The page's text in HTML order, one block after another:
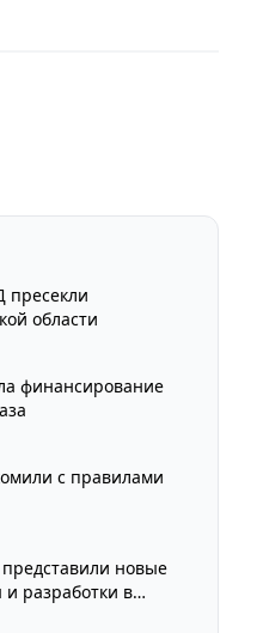
области
финансирование
с правилами
новые
разработки в